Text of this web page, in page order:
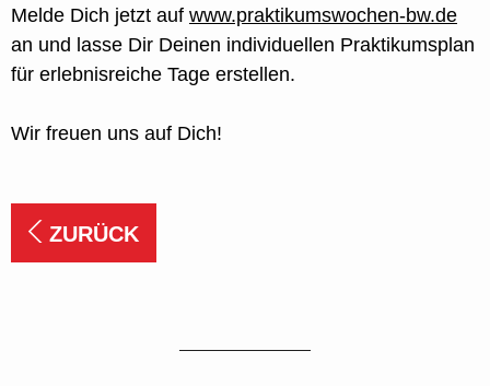
Melde Dich jetzt auf www.praktikumswochen-bw.de
an und lasse Dir Deinen individuellen Praktikumsplan
für erlebnisreiche Tage erstellen.
Wir freuen uns auf Dich!
ZURÜCK